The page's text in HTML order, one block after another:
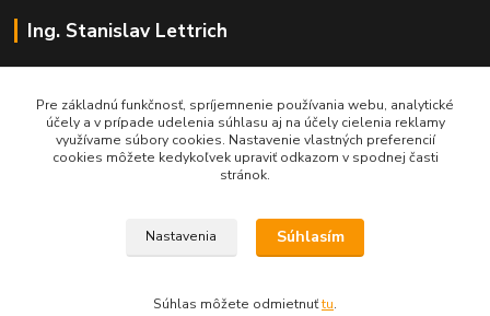
Ing. Stanislav Lettrich
+421 905 545 198
NONSTOP
Pre základnú funkčnosť, spríjemnenie používania webu, analytické
účely a v prípade udelenia súhlasu aj na účely cielenia reklamy
využívame súbory cookies. Nastavenie vlastných preferencií
cookies môžete kedykoľvek upraviť odkazom v spodnej časti
stránok.
Nastavenia Súhlasím
Súhlas môžete odmietnuťtu.